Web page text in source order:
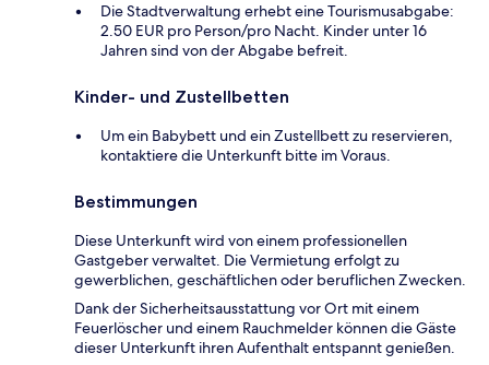
Die Stadtverwaltung erhebt eine Tourismusabgabe:
2.50 EUR pro Person/pro Nacht. Kinder unter 16
Jahren sind von der Abgabe befreit.
Kinder- und Zustellbetten
Um ein Babybett und ein Zustellbett zu reservieren,
kontaktiere die Unterkunft bitte im Voraus.
Bestimmungen
Diese Unterkunft wird von einem professionellen
Gastgeber verwaltet. Die Vermietung erfolgt zu
gewerblichen, geschäftlichen oder beruflichen Zwecken.
Dank der Sicherheitsausstattung vor Ort mit einem
Feuerlöscher und einem Rauchmelder können die Gäste
dieser Unterkunft ihren Aufenthalt entspannt genießen.